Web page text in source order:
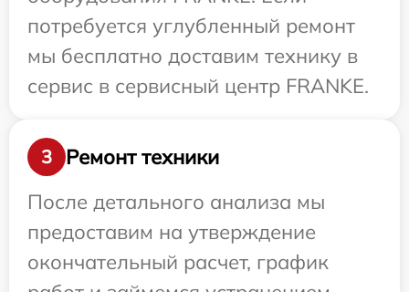
потребуется углубленный ремонт
мы бесплатно доставим технику в
сервис в сервисный центр FRANKE.
3
Ремонт техники
После детального анализа мы
предоставим на утверждение
окончательный расчет, график